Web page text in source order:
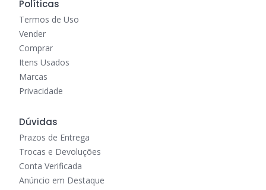
Políticas
Termos de Uso
Vender
Comprar
Itens Usados
Marcas
Privacidade
Dúvidas
Prazos de Entrega
Trocas e Devoluções
Conta Verificada
Anúncio em Destaque